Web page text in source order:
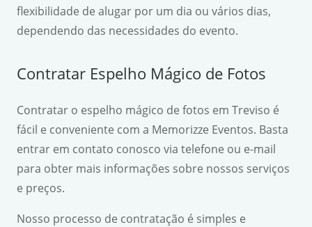
flexibilidade de alugar por um dia ou vários dias,
dependendo das necessidades do evento.
Contratar Espelho Mágico de Fotos
Contratar o espelho mágico de fotos em Treviso é
fácil e conveniente com a Memorizze Eventos. Basta
entrar em contato conosco via telefone ou e-mail
para obter mais informações sobre nossos serviços
e preços.
Nosso processo de contratação é simples e